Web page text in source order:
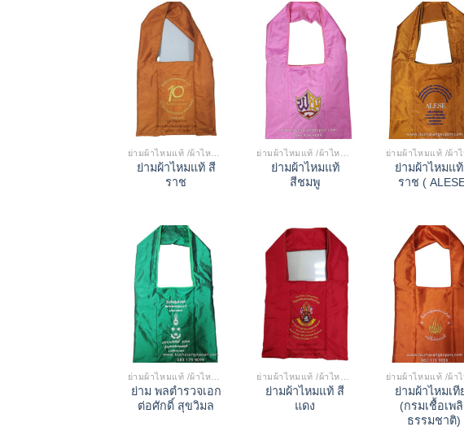
ย่ามผ้าไหมแท้ สี
ราช
ย่ามผ้าไหมแท้
สีชมพู
ย่ามผ้าไหมแ
ราช (
ย่าม พลตํารวจเอก
ต่อศักดิ์ สุขวิมล
ย่ามผ้าไหมแท้ สี
แดง
ย่ามผ้าไหมเที
(กรมเชื้อเพลิ
ธรรมชาติ)